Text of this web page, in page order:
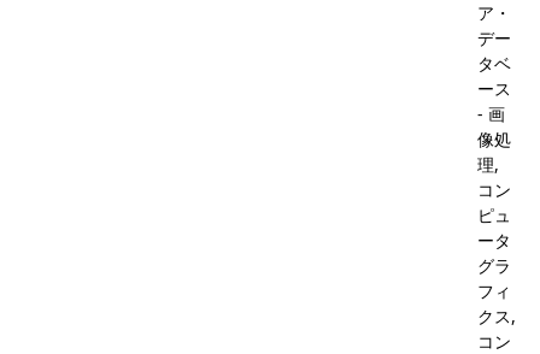
ア・
デー
タベ
ース
- 画
像処
理,
コン
ピュ
ータ
グラ
フィ
クス,
コン